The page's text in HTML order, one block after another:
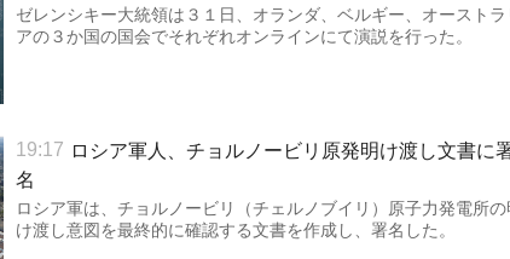
ゼレンシキー大統領は３１日、オランダ、ベルギー、オーストラ
アの３か国の国会でそれぞれオンラインにて演説を行った。
19:17 ロシア軍人、チョルノービリ原発明け渡し文書に
名
ロシア軍は、チョルノービリ（チェルノブイリ）原子力発電所の
け渡し意図を最終的に確認する文書を作成し、署名した。